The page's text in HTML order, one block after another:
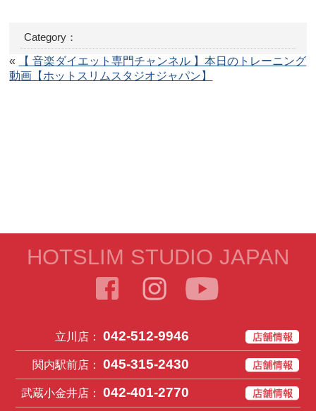
Category：
«
【 音楽ダイエット専門チャンネル 】本日のトレーニング
動画【ホットスリムスタジオジャパン】
HOTSLIM STUDIO JAPAN
立川店： 042-512-9946
関内駅前店： 045-315-2430
武蔵小金井店： 042-401-2770